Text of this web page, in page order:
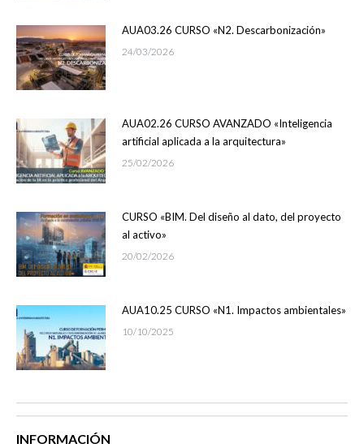
AUA03.26 CURSO «N2. Descarbonización»
24/03/2026
AUA02.26 CURSO AVANZADO «Inteligencia
artificial aplicada a la arquitectura»
25/02/2026
CURSO «BIM. Del diseño al dato, del proyecto
al activo»
20/02/2026
AUA10.25 CURSO «N1. Impactos ambientales»
10/10/2025
INFORMACIÓN